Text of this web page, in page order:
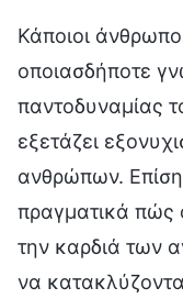
Κάποιοι
οποιασδήποτε
παντοδυναμίας
εξετάζει
ανθρώπων.
πραγματικά πώς
την καρδιά των
να